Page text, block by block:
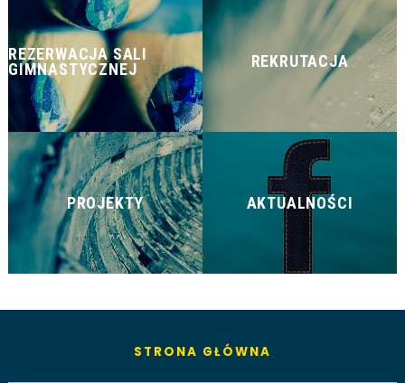
REZERWACJA SALI
GIMNASTYCZNEJ
REKRUTACJA
PROJEKTY AKTUALNOŚCI
STRONA GŁÓWNA